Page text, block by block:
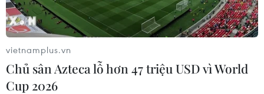
vietnamplus.vn
Chủ sân Azteca lỗ hơn 47 triệu USD vì World
Cup 2026